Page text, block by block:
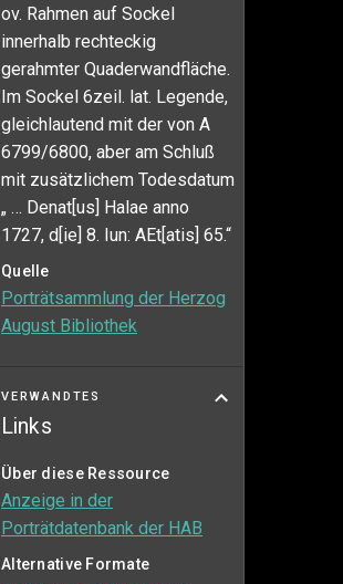
ov. Rahmen auf Sockel
innerhalb rechteckig
gerahmter Quaderwandfläche.
Im Sockel 6zeil. lat. Legende,
gleichlautend mit der von A
6799/6800, aber am Schluß
mit zusätzlichem Todesdatum
„ … Denat[us] Halae anno
1727, d[ie] 8. Iun: AEt[atis] 65.“
Quelle
Porträtsammlung der Herzog
August Bibliothek
VERWANDTES
Links
Über diese Ressource
Anzeige in der
Porträtdatenbank der HAB
Alternative Formate